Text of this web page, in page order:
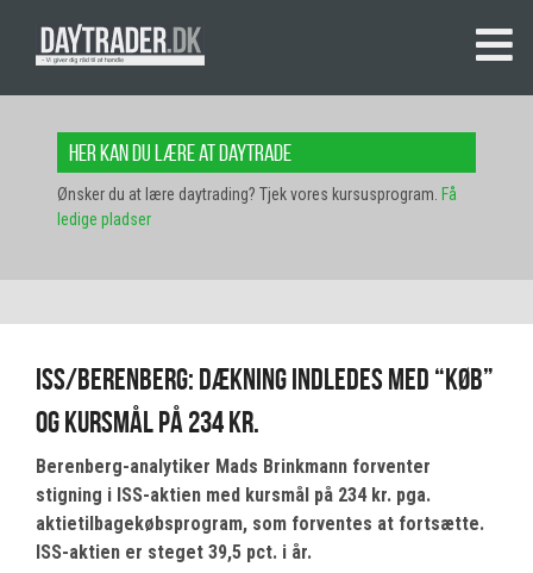
Her kan du lære at daytrade
Ønsker du at lære daytrading? Tjek vores kursusprogram. Få
ledige pladser
ISS/Berenberg: Dækning indledes med “køb”
og kursmål på 234 kr.
Berenberg-analytiker Mads Brinkmann forventer
stigning i ISS-aktien med kursmål på 234 kr. pga.
aktietilbagekøbsprogram, som forventes at fortsætte.
ISS-aktien er steget 39,5 pct. i år.